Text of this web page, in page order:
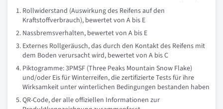
Rollwiderstand (Auswirkung des Reifens auf den
Kraftstoffverbrauch), bewertet von A bis E
Nassbremsverhalten, bewertet von A bis E
Externes Rollgeräusch, das durch den Kontakt des Reifens mit
dem Boden verursacht wird, bewertet von A bis C
Piktogramme: 3PMSF (Three Peaks Mountain Snow Flake)
und/oder Eis für Winterreifen, die zertifizierte Tests für ihre
Wirksamkeit unter winterlichen Bedingungen bestanden haben
QR-Code, der alle offiziellen Informationen zur